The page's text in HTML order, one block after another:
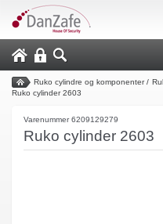
Ruko cylindre og komponenter/
Ruko cylinder 2603
Varenummer 6209129279
Ruko cylinder 2603